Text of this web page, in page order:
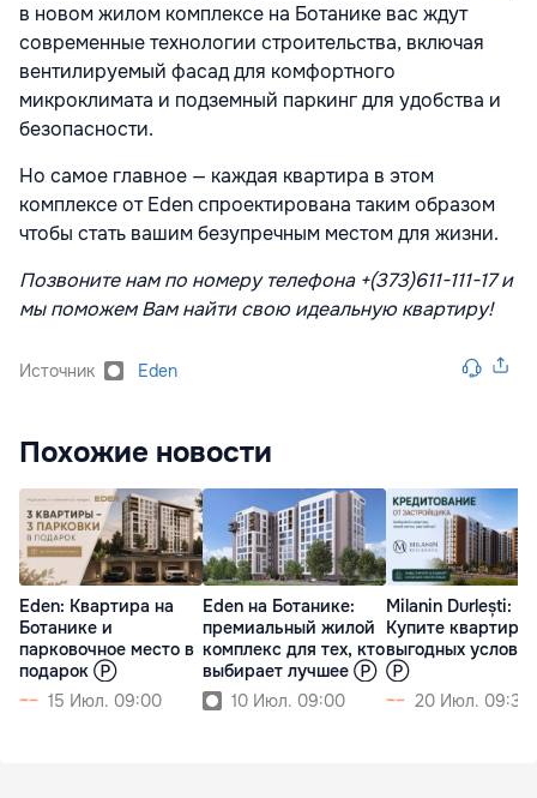
в новом жилом комплексе на Ботанике вас ждут
современные технологии строительства, включая
вентилируемый фасад для комфортного
микроклимата и подземный паркинг для удобства и
безопасности.
Но самое главное — каждая квартира в этом
комплексе от Eden спроектирована таким образом
чтобы стать вашим безупречным местом для жизни.
Позвоните нам по номеру телефона +(373)611-111-17и
мы поможем Вам найти свою идеальную квартиру!
Источник Eden
Похожие новости
Eden: Квартира на
Ботанике и
парковочное место в
подарок Ⓟ
15 Июл. 09:00
Eden на Ботанике:
премиальный жилой
комплекс для тех, кто
выбирает лучшее Ⓟ
10 Июл. 09:00
Milanin Durlești:
Купите квартиру
выгодных
Ⓟ
20 Июл. 09:30